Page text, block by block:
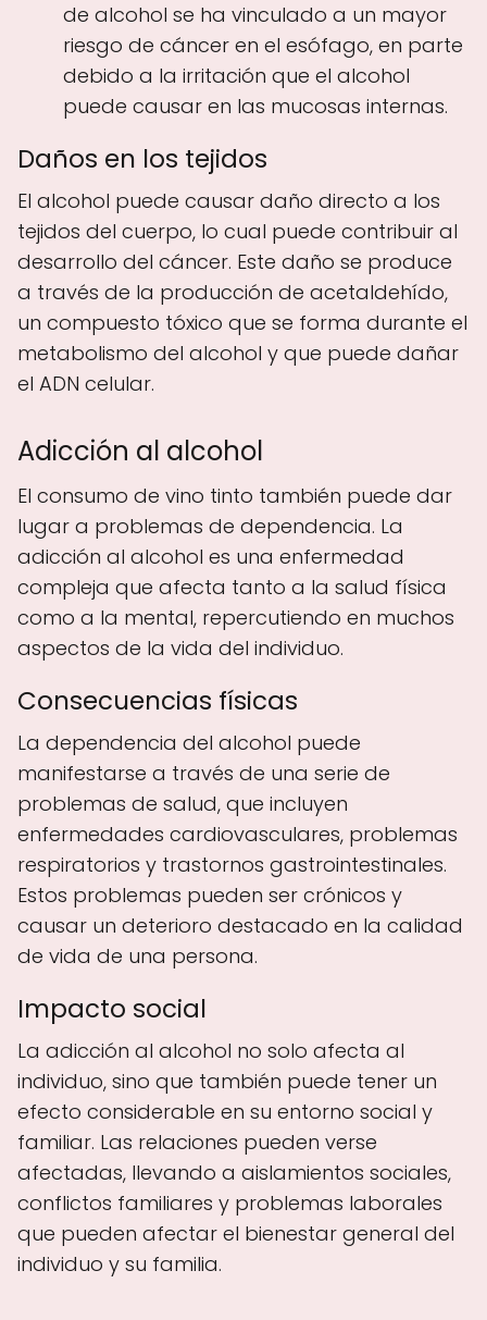
de alcohol se ha vinculado a un mayor
riesgo de cáncer en el esófago, en parte
debido a la irritación que el alcohol
puede causar en las mucosas internas.
Daños en los tejidos
El alcohol puede causar daño directo a los
tejidos del cuerpo, lo cual puede contribuir al
desarrollo del cáncer. Este daño se produce
a través de la producción de acetaldehído,
un compuesto tóxico que se forma durante el
metabolismo del alcohol y que puede dañar
el ADN celular.
Adicción al alcohol
El consumo de vino tinto también puede dar
lugar a problemas de dependencia. La
adicción al alcohol es una enfermedad
compleja que afecta tanto a la salud física
como a la mental, repercutiendo en muchos
aspectos de la vida del individuo.
Consecuencias físicas
La dependencia del alcohol puede
manifestarse a través de una serie de
problemas de salud, que incluyen
enfermedades cardiovasculares, problemas
respiratorios y trastornos gastrointestinales.
Estos problemas pueden ser crónicos y
causar un deterioro destacado en la calidad
de vida de una persona.
Impacto social
La adicción al alcohol no solo afecta al
individuo, sino que también puede tener un
efecto considerable en su entorno social y
familiar. Las relaciones pueden verse
afectadas, llevando a aislamientos sociales,
conflictos familiares y problemas laborales
que pueden afectar el bienestar general del
individuo y su familia.